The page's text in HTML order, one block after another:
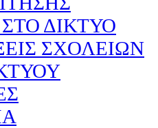
ΔΙΚΤΥΟ
ΣΧΟΛΕΙΩΝ